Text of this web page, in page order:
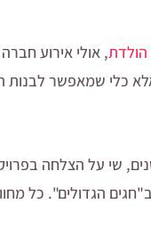
הולדת, אולי אירוע
כלי שמאפשר לבנות
שי על הצלחה
הגדולים". כל